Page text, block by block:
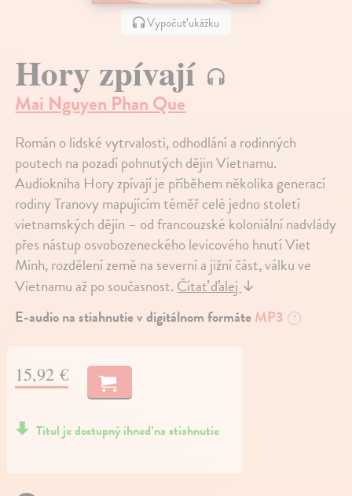
Vypočuť ukážku
Hory zpívají
Mai Nguyen Phan Que
Román o lidské vytrvalosti, odhodlání a rodinných
poutech na pozadí pohnutých dějin Vietnamu.
Audiokniha Hory zpívají je příběhem několika generací
rodiny Tranovy mapujícím téměř celé jedno století
vietnamských dějin – od francouzské koloniální nadvlády
přes nástup osvobozeneckého levicového hnutí Viet
Minh, rozdělení země na severní a jižní část, válku ve
Vietnamu až po současnost.Čítať ďalej↓
E-audio na stiahnutie v digitálnom formáteMP3 ?
15,92 €
Titul je dostupný ihneď na stiahnutie